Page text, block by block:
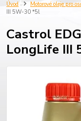
Úvod Motorové oleje pro
III 5W-30 *5l
Castrol
LongLife III